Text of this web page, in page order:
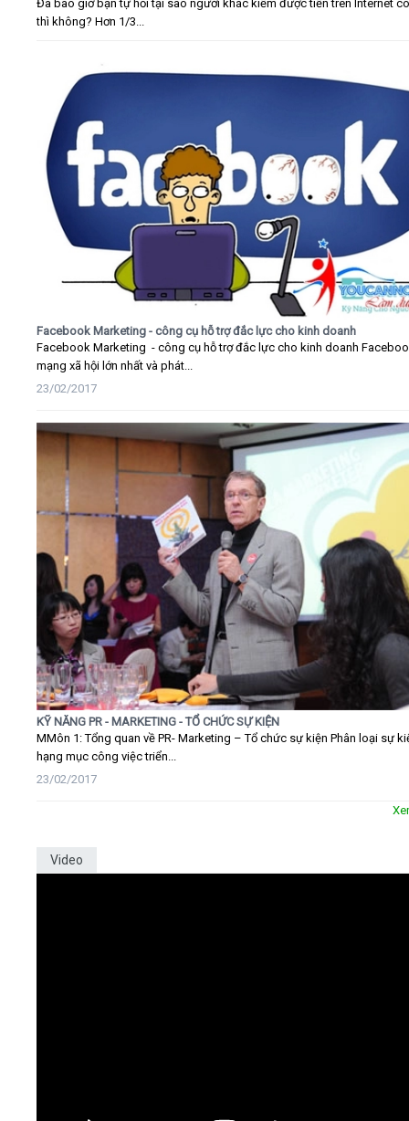
Đã bao giờ bạn tự hỏi tại sao người khác kiếm được tiền trên Internet
thì không? Hơn 1/3...
Facebook Marketing - công cụ hỗ trợ đắc lực cho kinh doanh
Facebook Marketing - công cụ hỗ trợ đắc lực cho kinh doanh
mạng xã hội lớn nhất và phát...
23/02/2017
KỸ NĂNG PR - MARKETING - TỔ CHỨC SỰ KIỆN
MMôn 1: Tổng quan về PR- Marketing – Tổ chức sự kiện Phân loại sự
hạng mục công việc triển...
23/02/2017
Video